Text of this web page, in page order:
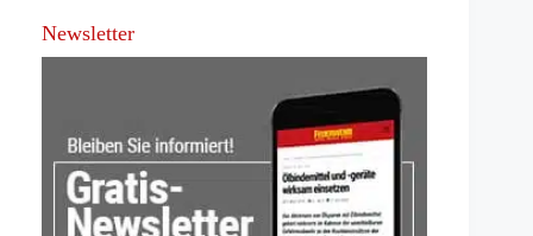
Newsletter